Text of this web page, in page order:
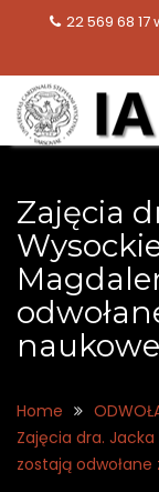
22 569 68 17
Zajęcia
Home
Zajęcia dra.
zostają